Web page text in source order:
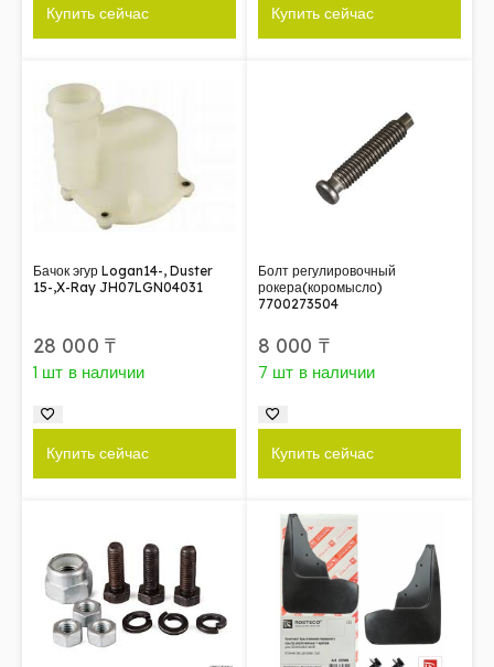
Купить сейчас Купить сейчас
Бачок эгур Logan14-, Duster
15-,X-Ray JH07LGN04031
28 000 ₸
1 шт в наличии
Купить сейчас
Болт регулировочный
рокера(коромысло)
7700273504
8 000 ₸
7 шт в наличии
Купить сейчас